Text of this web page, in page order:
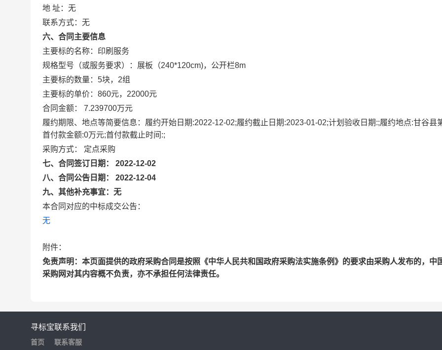
地 址：无
联系方式：无
六、合同主要信息
主要标的名称：印刷服务
规格型号（或服务要求）：展板（240*120cm)，公开栏8m
主要标的数量：5块，2组
主要标的单价：860元，22000元
合同金额： 7.239700万元
履约期限、地点等简要信息：履约开始日期:2022-12-02;履约截止日期:2023-01-02;计划验收日期:;履约地点:甘谷县
首付款金额:0万元;首付款截止时间:;
采购方式： 定点采购
七、合同签订日期： 2022-12-02
八、合同公告日期： 2022-12-04
九、其他补充事宜：无
本合同对应的中标成交公告：
无
附件：
免责声明：本页面提供的政府采购合同是按照《中华人民共和国政府采购法实施条例》的要求由采购人发布的，中
采购网对其内容概不负责，亦不承担任何法律责任。
寻标宝
首页
联系我们
联系客服